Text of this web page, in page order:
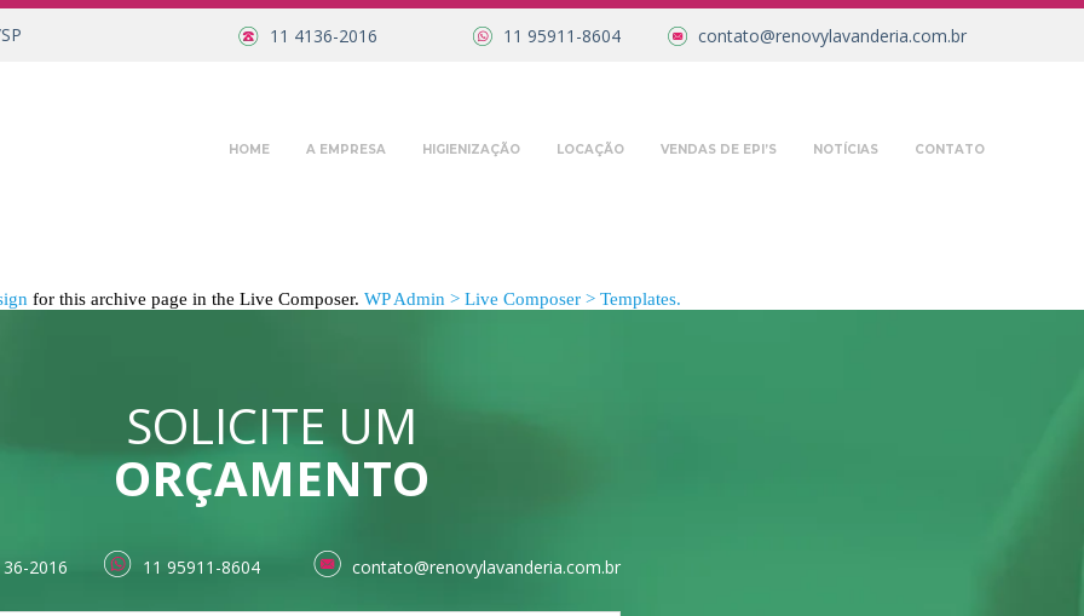
11 4136-2016 11 95911-8604 contato@renovylavanderia.com.br
HOME A EMPRESA HIGIENIZAÇÃO LOCAÇÃO VENDAS DE EPI’S NOTÍCIAS CONTATO
for this archive page in the Live Composer. WP Admin > Live Composer > Templates.
SOLICITE UM
ORÇAMENTO
2016 11 95911-8604 contato@renovylavanderia.com.br